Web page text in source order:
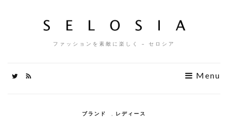
ファッションを素敵に楽しく – セロシア
Menu
ブランド レディース